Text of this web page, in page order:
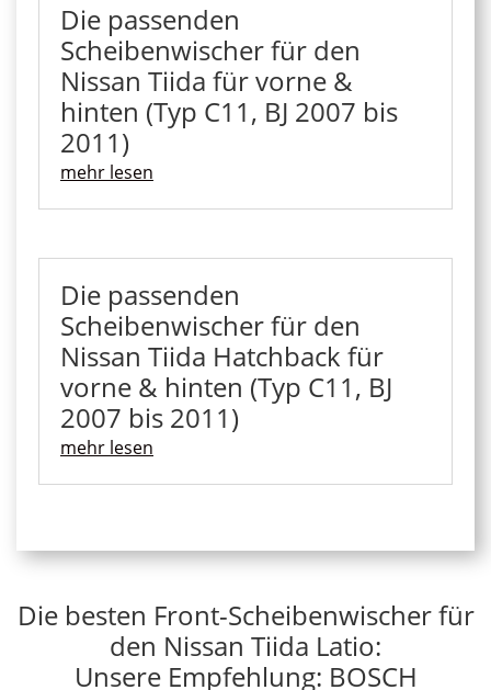
Die passenden
Scheibenwischer für den
Nissan Tiida für vorne &
hinten (Typ C11, BJ 2007 bis
2011)
mehr lesen
Die passenden
Scheibenwischer für den
Nissan Tiida Hatchback für
vorne & hinten (Typ C11, BJ
2007 bis 2011)
mehr lesen
Die besten Front-Scheibenwischer für
den Nissan Tiida Latio:
Unsere Empfehlung: BOSCH